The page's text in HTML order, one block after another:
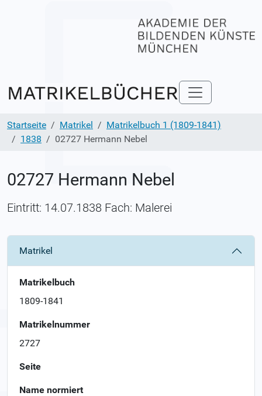
Startseite Matrikel
Matrikelbuch 1 (1809-1841)
1838
02727 Hermann Nebel
02727 Hermann Nebel
Eintritt: 14.07.1838 Fach: Malerei
Matrikel
Matrikelbuch
1809-1841
Matrikelnummer
2727
Seite
Name normiert